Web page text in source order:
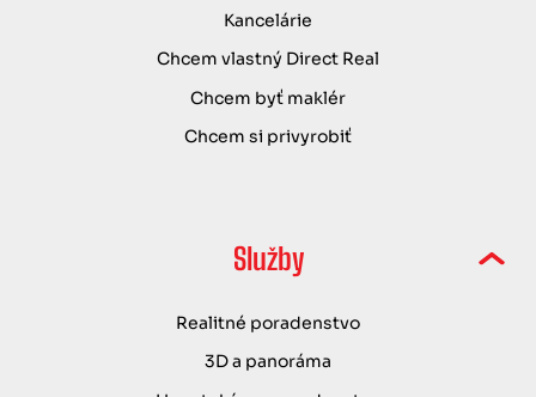
Kancelárie
Chcem vlastný Direct Real
Chcem byť maklér
Chcem si privyrobiť
Služby
Realitné poradenstvo
3D a panoráma